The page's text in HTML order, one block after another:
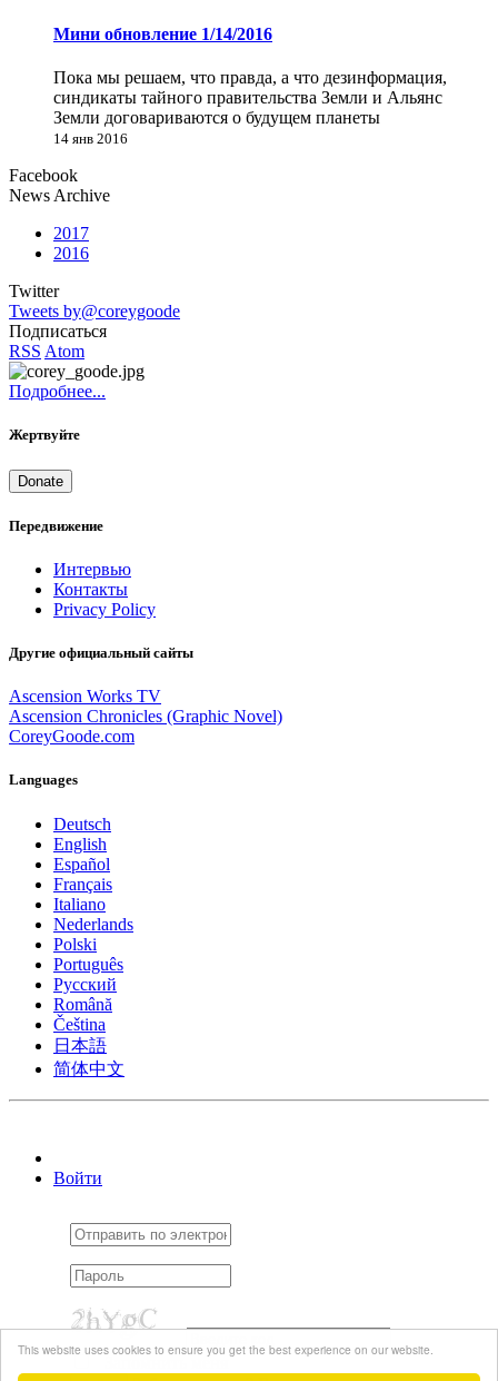
This website uses cookies to ensure you get the best experience on our website.
Мини обновление 1/14/2016
Пока мы решаем, что правда, а что дезинформация,
синдикаты тайного правительства Земли и Альянс
Земли договариваются о будущем планеты
14 янв 2016
Facebook
News Archive
2017
2016
Twitter
Tweets by@coreygoode
Подписаться
RSS Atom
Подробнее...
Жертвуйте
Donate
Передвижение
Интервью
Контакты
Privacy Policy
Другие официальный сайты
Ascension Works TV
Ascension Chronicles (Graphic Novel)
CoreyGoode.com
Languages
Deutsch
English
Español
Français
Italiano
Nederlands
Polski
Português
Pусский
Română
Čeština
日本語
简体中文
Войти
Запомнить меня